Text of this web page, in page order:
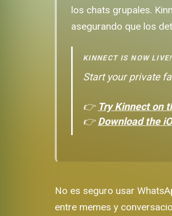
los chats grupales.
asegurando que los
KINNECT IS NOW LIVE!
Start your private
👉 Try Kinnect on
👉Download the
No es seguro usar
entre memes y